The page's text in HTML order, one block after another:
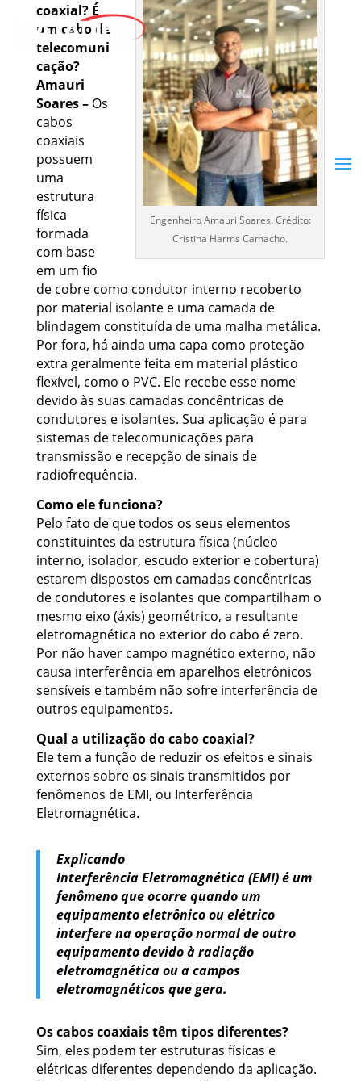
Engenheiro Amauri Soares. Crédito:
Cristina Harms Camacho.
coaxial? É
um cabo de
telecomuni
cação?
Amauri
Soares – Os
cabos
coaxiais
possuem
uma
estrutura
física
formada
com base
em um fio
de cobre como condutor interno recoberto
por material isolante e uma camada de
blindagem constituída de uma malha metálica.
Por fora, há ainda uma capa como proteção
extra geralmente feita em material plástico
flexível, como o PVC. Ele recebe esse nome
devido às suas camadas concêntricas de
condutores e isolantes. Sua aplicação é para
sistemas de telecomunicações para
transmissão e recepção de sinais de
radiofrequência.
Como ele funciona?
Pelo fato de que todos os seus elementos
constituintes da estrutura física (núcleo
interno, isolador, escudo exterior e cobertura)
estarem dispostos em camadas concêntricas
de condutores e isolantes que compartilham o
mesmo eixo (áxis) geométrico, a resultante
eletromagnética no exterior do cabo é zero.
Por não haver campo magnético externo, não
causa interferência em aparelhos eletrônicos
sensíveis e também não sofre interferência de
outros equipamentos.
Qual a utilização do cabo coaxial?
Ele tem a função de reduzir os efeitos e sinais
externos sobre os sinais transmitidos por
fenômenos de EMI, ou Interferência
Eletromagnética.
Explicando
Interferência Eletromagnética (EMI) é um
fenômeno que ocorre quando um
equipamento eletrônico ou elétrico
interfere na operação normal de outro
equipamento devido à radiação
eletromagnética ou a campos
eletromagnéticos que gera.
Os cabos coaxiais têm tipos diferentes?
Sim, eles podem ter estruturas físicas e
elétricas diferentes dependendo da aplicação.